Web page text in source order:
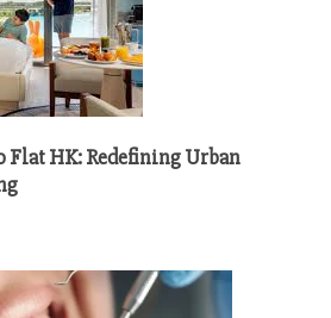
Flat HK: Redefining Urban